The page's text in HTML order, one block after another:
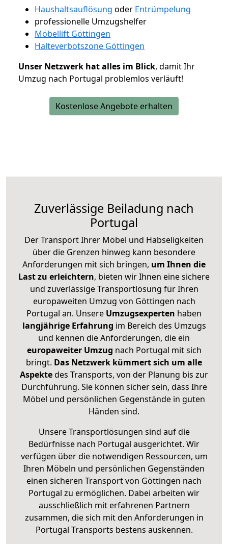
Haushaltsauflösung oder Entrümpelung
professionelle Umzugshelfer
Möbellift Göttingen
Halteverbotszone Göttingen
Unser Netzwerk hat alles im Blick, damit Ihr
Umzug nach Portugal problemlos verläuft!
Kostenlose Angebote erhalten
Zuverlässige Beiladung nach
Portugal
Der Transport Ihrer Möbel und Habseligkeiten
über die Grenzen hinweg kann besondere
Anforderungen mit sich bringen, um Ihnen die
Last zu erleichtern, bieten wir Ihnen eine sichere
und zuverlässige Transportlösung für Ihren
europaweiten Umzug von Göttingen nach
Portugal an. Unsere Umzugsexperten haben
langjährige Erfahrung im Bereich des Umzugs
und kennen die Anforderungen, die ein
europaweiter Umzug nach Portugal mit sich
bringt. Das Netzwerk kümmert sich um alle
Aspektedes Transports, von der Planung bis zur
Durchführung. Sie können sicher sein, dass Ihre
Möbel und persönlichen Gegenstände in guten
Händen sind.
Unsere Transportlösungen sind auf die
Bedürfnisse nach Portugal ausgerichtet. Wir
verfügen über die notwendigen Ressourcen, um
Ihren Möbeln und persönlichen Gegenständen
einen sicheren Transport von Göttingen nach
Portugal zu ermöglichen. Dabei arbeiten wir
ausschließlich mit erfahrenen Partnern
zusammen, die sich mit den Anforderungen in
Portugal Transports bestens auskennen.